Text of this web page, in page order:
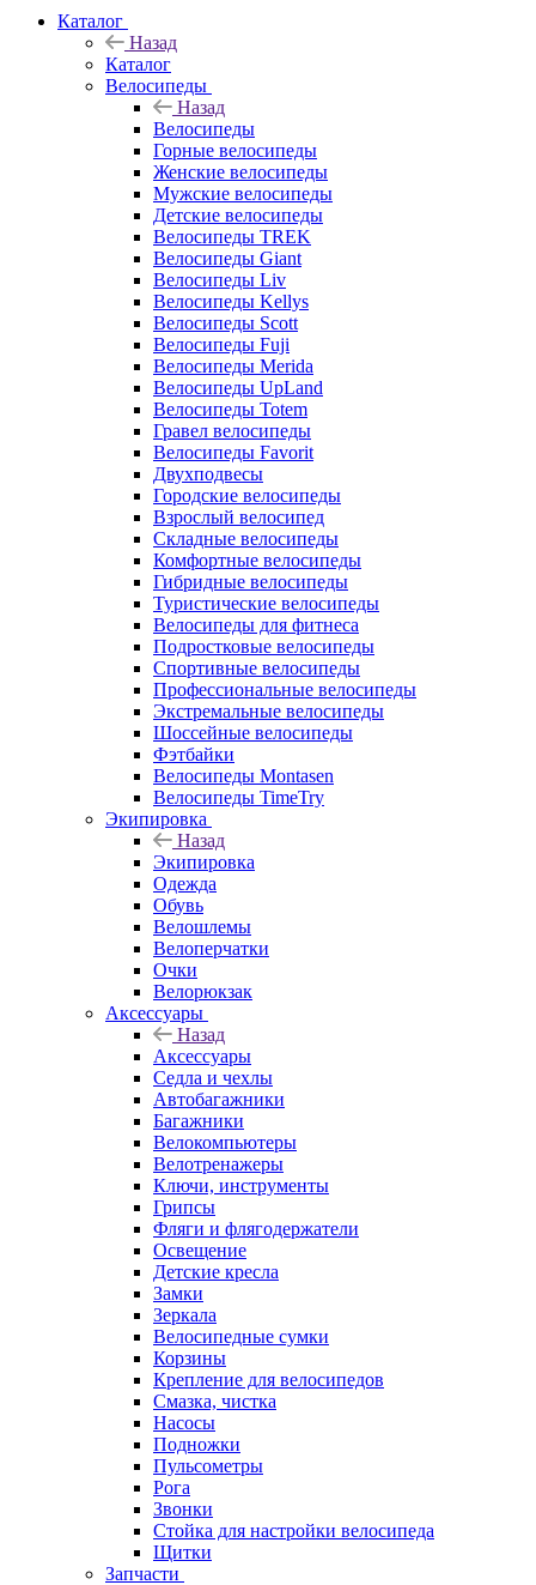
Каталог
Назад
Каталог
Велосипеды
Назад
Велосипеды
Горные велосипеды
Женские велосипеды
Мужские велосипеды
Детские велосипеды
Велосипеды TREK
Велосипеды Giant
Велосипеды Liv
Велосипеды Kellys
Велосипеды Scott
Велосипеды Fuji
Велосипеды Merida
Велосипеды UpLand
Велосипеды Totem
Гравел велосипеды
Велосипеды Favorit
Двухподвесы
Городские велосипеды
Взрослый велосипед
Складные велосипеды
Комфортные велосипеды
Гибридные велосипеды
Туристические велосипеды
Велосипеды для фитнеса
Подростковые велосипеды
Спортивные велосипеды
Профессиональные велосипеды
Экстремальные велосипеды
Шоссейные велосипеды
Фэтбайки
Велосипеды Montasen
Велосипеды TimeTry
Экипировка
Назад
Экипировка
Одежда
Обувь
Велошлемы
Велоперчатки
Очки
Велорюкзак
Аксессуары
Назад
Аксессуары
Седла и чехлы
Автобагажники
Багажники
Велокомпьютеры
Велотренажеры
Ключи, инструменты
Грипсы
Фляги и флягодержатели
Освещение
Детские кресла
Замки
Зеркала
Велосипедные сумки
Корзины
Крепление для велосипедов
Смазка, чистка
Насосы
Подножки
Пульсометры
Рога
Звонки
Стойка для настройки велосипеда
Щитки
Запчасти